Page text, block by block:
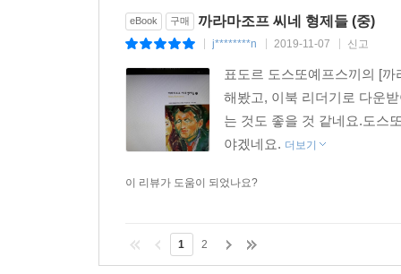
eBook 구매 까라마조프 씨네 형제들 (중)
j********n 2019-11-07 신고
표도르 도스또예프스끼의 [
해봤고, 이북 리더기로 다운
는 것도 좋을 것 같네요.도스
야겠네요. 더보기
이 리뷰가 도움이 되었나요?
1 2